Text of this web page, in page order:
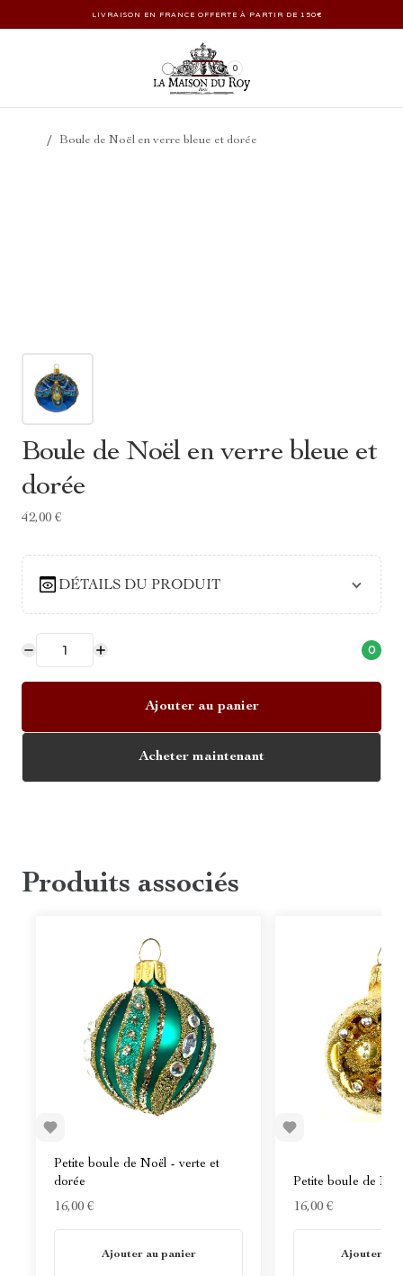
LIVRAISON EN FRANCE OFFERTE À PARTIR DE 150€
0
/ Boule de Noël en verre bleue et dorée
Boule de Noël en verre bleue et
dorée
42,00 €
DÉTAILS DU PRODUIT
0
Ajouter au panier
Acheter maintenant
Produits associés
Petite boule de Noël - verte et
dorée
16,00 €
Ajouter au panier
Petite boule de
16,00 €
Ajouter au